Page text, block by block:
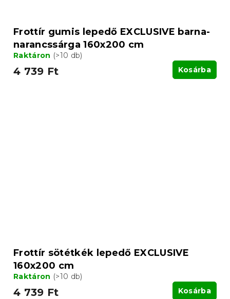
Frottír gumis lepedő EXCLUSIVE barna-
narancssárga 160x200 cm
Raktáron (>10 db)
4 739 Ft Kosárba
Frottír sötétkék lepedő EXCLUSIVE
160x200 cm
Raktáron (>10 db)
4 739 Ft Kosárba